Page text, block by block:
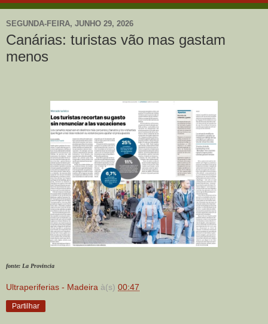
SEGUNDA-FEIRA, JUNHO 29, 2026
Canárias: turistas vão mas gastam
menos
fonte: La Provincia
Ultraperiferias - Madeira à(s) 00:47
Partilhar